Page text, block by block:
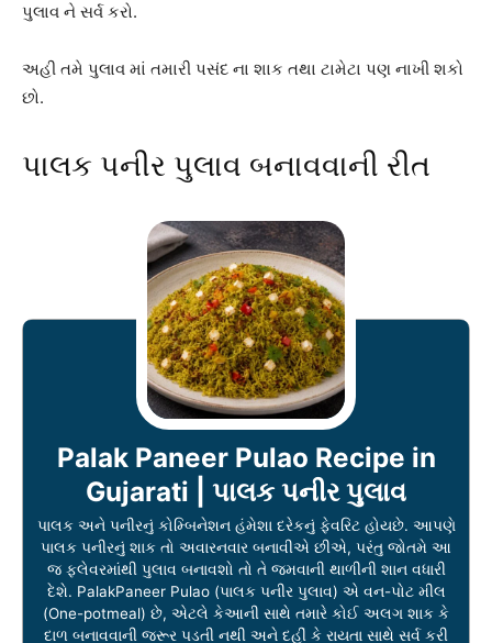
પુલાવ ને સર્વ કરો.
અહી તમે પુલાવ માં તમારી પસંદ ના શાક તથા ટામેટા પણ નાખી શકો
છો.
પાલક પનીર પુલાવ બનાવવાની રીત
Palak Paneer Pulao Recipe in
Gujarati | પાલક પનીર પુલાવ
પાલક અને પનીરનું કોમ્બિનેશન હંમેશા દરેકનું ફેવરિટ હોયછે. આપણે
પાલક પનીરનું શાક તો અવારનવાર બનાવીએ છીએ, પરંતુ જોતમે આ
જ ફ્લેવરમાંથી પુલાવ બનાવશો તો તે જમવાની થાળીની શાન વધારી
દેશે. PalakPaneer Pulao (પાલક પનીર પુલાવ) એ વન-પોટ મીલ
(One-potmeal) છે, એટલે કેઆની સાથે તમારે કોઈ અલગ શાક કે
દાળ બનાવવાની જરૂર પડતી નથી અને દહીં કે રાયતા સાથે સર્વ કરી